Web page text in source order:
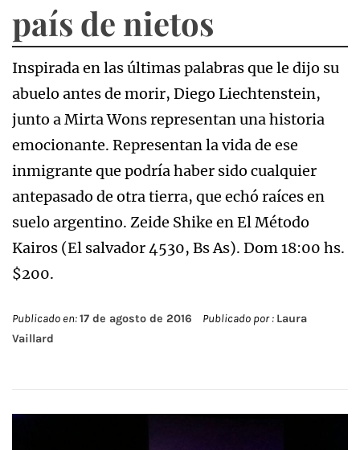
país de nietos
Inspirada en las últimas palabras que le dijo su
abuelo antes de morir, Diego Liechtenstein,
junto a Mirta Wons representan una historia
emocionante. Representan la vida de ese
inmigrante que podría haber sido cualquier
antepasado de otra tierra, que echó raíces en
suelo argentino. Zeide Shike en El Método
Kairos (El salvador 4530, Bs As). Dom 18:00 hs.
$200.
Publicado en:17 de agosto de 2016 Publicado por : Laura
Vaillard